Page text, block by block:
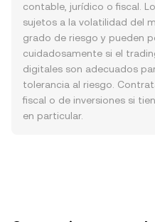
contable, jurídico o fiscal.
sujetos a la volatilidad del
grado de riesgo y pueden
cuidadosamente si el
digitales son adecuados
tolerancia al riesgo.
fiscal o de inversiones si
en particular.